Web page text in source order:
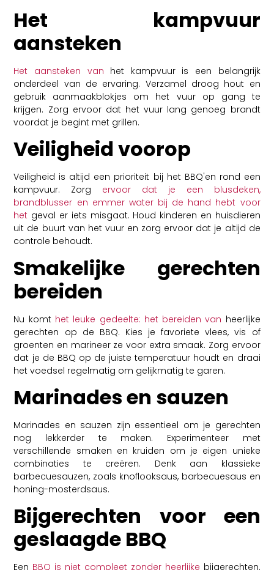
Het kampvuur
aansteken
Het aansteken van het kampvuur is een belangrijk
onderdeel van de ervaring. Verzamel droog hout en
gebruik aanmaakblokjes om het vuur op gang te
krijgen. Zorg ervoor dat het vuur lang genoeg brandt
voordat je begint met grillen.
Veiligheid voorop
Veiligheid is altijd een prioriteit bij het BBQ'en rond een
kampvuur. Zorg ervoor dat je een blusdeken,
brandblusser en emmer water bij de hand hebt voor
het geval er iets misgaat. Houd kinderen en huisdieren
uit de buurt van het vuur en zorg ervoor dat je altijd de
controle behoudt.
Smakelijke gerechten
bereiden
Nu komt het leuke gedeelte: het bereiden van heerlijke
gerechten op de BBQ. Kies je favoriete vlees, vis of
groenten en marineer ze voor extra smaak. Zorg ervoor
dat je de BBQ op de juiste temperatuur houdt en draai
het voedsel regelmatig om gelijkmatig te garen.
Marinades en sauzen
Marinades en sauzen zijn essentieel om je gerechten
nog lekkerder te maken. Experimenteer met
verschillende smaken en kruiden om je eigen unieke
combinaties te creëren. Denk aan klassieke
barbecuesauzen, zoals knoflooksaus, barbecuesaus en
honing-mosterdsaus.
Bijgerechten voor een
geslaagde BBQ
Een BBQ is niet compleet zonder heerlijke bijgerechten.